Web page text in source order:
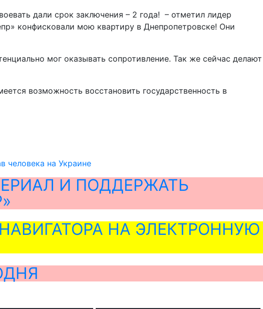
дали срок заключения – 2 года! – отметил лидер
конфисковали мою квартиру в Днепропетровске! Они
мог оказывать сопротивление. Так же сейчас делают
возможность восстановить государственность в
человека на Украине
И ПОДДЕРЖАТЬ
НА ЭЛЕКТРОННУЮ